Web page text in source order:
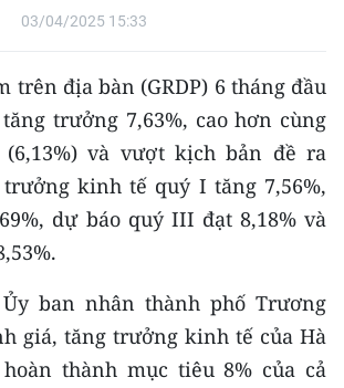
03/04/2025 15:33
trên địa bàn (GRDP) 6 tháng đầu
trưởng 7,63%, cao hơn cùng
và vượt kịch bản đề ra
trưởng kinh tế quý I tăng 7,56%,
dự báo quý III đạt 8,18% và
ban nhân thành phố Trương
giá, tăng trưởng kinh tế của Hà
thành mục tiêu 8% của cả